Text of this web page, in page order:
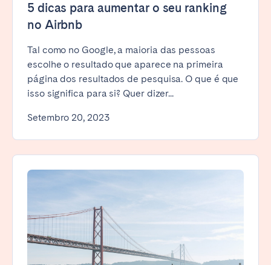
5 dicas para aumentar o seu ranking
no Airbnb
Tal como no Google, a maioria das pessoas
escolhe o resultado que aparece na primeira
página dos resultados de pesquisa. O que é que
isso significa para si? Quer dizer...
Setembro 20, 2023